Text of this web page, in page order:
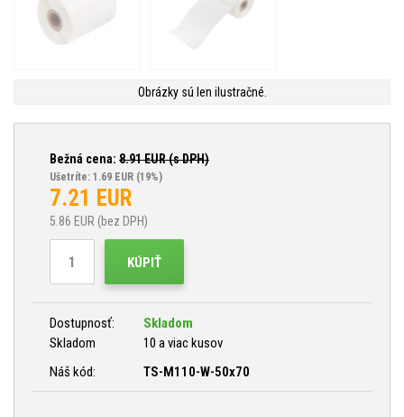
Obrázky sú len ilustračné.
Bežná cena: 8.91EUR (s DPH)
Ušetríte: 1.69 EUR (19%)
7.21 EUR
5.86 EUR (bez DPH)
KÚPIŤ
Dostupnosť:
Skladom
Skladom
10 a viac kusov
Náš kód:
TS-M110-W-50x70